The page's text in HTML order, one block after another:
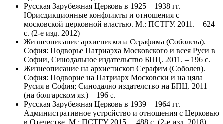
Русская Зарубежная Церковь в 1925 – 1938 гг.
Юрисдикционные конфликты и отношения с
московской церковной властью. М.: ПСТГУ. 2011. – 624
с. (2-е изд. 2012)
Жизнеописание архиепископа Серафима (Соболева).
София: Подворье Патриарха Московского и всея Руси в
Софии, Синодальное издательство БПЦ. 2011. – 196 с.
Жизнеописание на архиепископ Серафим (Соболев).
София: Подворие на Патриарх Московски и на цяла
Русия в София; Синодално издателство на БПЦ. 2011
(на болгарском яз.) – 196 с.
Русская Зарубежная Церковь в 1939 – 1964 гг.
Административное устройство и отношения с Церковью
в Отечестве. М.: ПСТГУ. 2015. – 488 с. (2-е изд. 2018).